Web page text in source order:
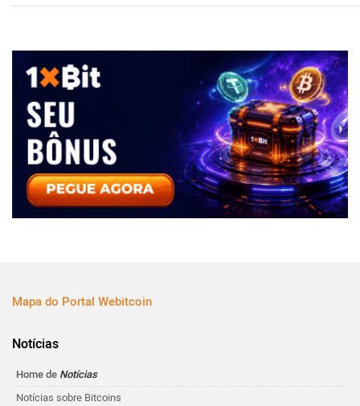
Mapa do Portal Webitcoin
Notícias
Home de Notícias
Notícias sobre Bitcoins